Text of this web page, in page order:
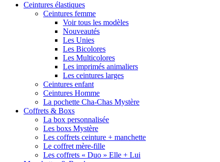
Ceintures élastiques
Ceintures femme
Voir tous les modèles
Nouveautés
Les Unies
Les Bicolores
Les Multicolores
Les imprimés animaliers
Les ceintures larges
Ceintures enfant
Ceintures Homme
La pochette Cha-Chas Mystère
Coffrets & Boxs
La box personnalisée
Les boxs Mystère
Les coffrets ceinture + manchette
Le coffret mère-fille
Les coffrets « Duo » Elle + Lui